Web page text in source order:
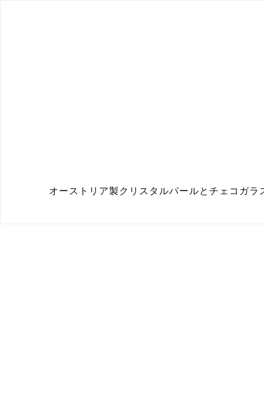
オーストリア製クリスタルパールとチェコガ